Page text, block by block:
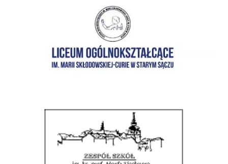
Zespół Szkół im. ks. prof. Józefa Tischnera w Starym Sączu